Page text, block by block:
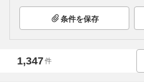
条件を保存
1,347件